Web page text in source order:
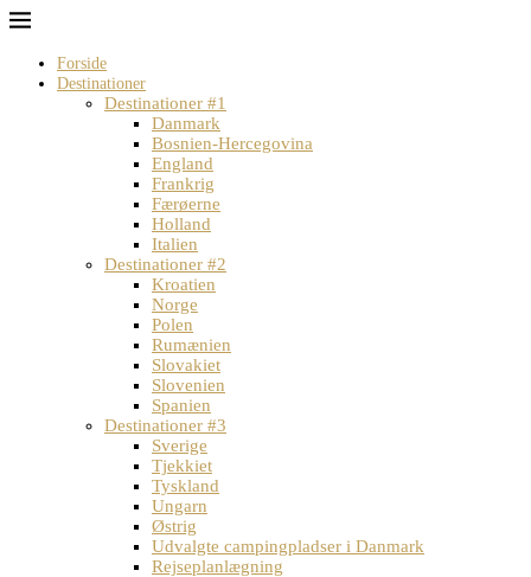
Forside
Destinationer
Destinationer #1
Danmark
Bosnien-Hercegovina
England
Frankrig
Færøerne
Holland
Italien
Destinationer #2
Kroatien
Norge
Polen
Rumænien
Slovakiet
Slovenien
Spanien
Destinationer #3
Sverige
Tjekkiet
Tyskland
Ungarn
Østrig
Udvalgte campingpladser i Danmark
Rejseplanlægning